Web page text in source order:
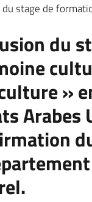
du stage de
du
»
Arabes